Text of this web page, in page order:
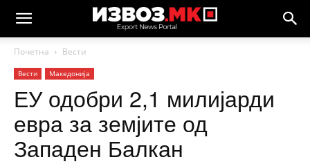
Почетна Вести
Вести Македонија
ЕУ одобри 2,1 милијарди
евра за земјите од
Западен Балкан